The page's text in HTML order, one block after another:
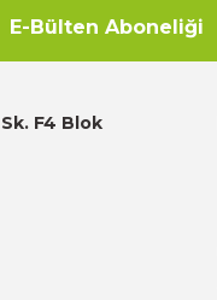
E-Bülten Aboneliği
F4 Blok